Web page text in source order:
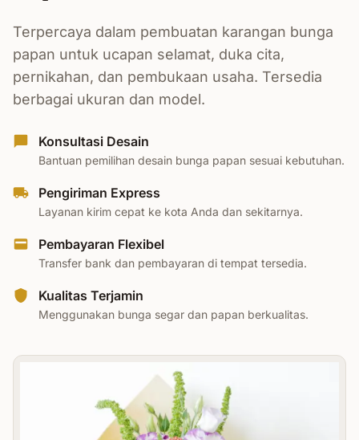
Terpercaya dalam pembuatan karangan bunga
papan untuk ucapan selamat, duka cita,
pernikahan, dan pembukaan usaha. Tersedia
berbagai ukuran dan model.
Konsultasi Desain
Bantuan pemilihan desain bunga papan sesuai kebutuhan.
Pengiriman Express
Layanan kirim cepat ke kota Anda dan sekitarnya.
Pembayaran Flexibel
Transfer bank dan pembayaran di tempat tersedia.
Kualitas Terjamin
Menggunakan bunga segar dan papan berkualitas.